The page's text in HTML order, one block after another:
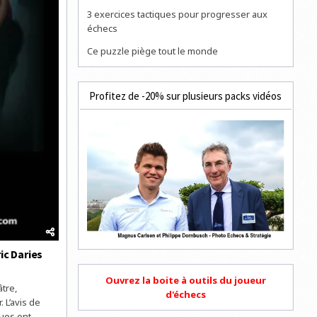
Daries
de
3 exercices tactiques pour progresser aux
échecs
Ce puzzle piège tout le monde
Profitez de -20% sur plusieurs packs vidéos
Ouvrez la boite à outils du joueur
d'échecs